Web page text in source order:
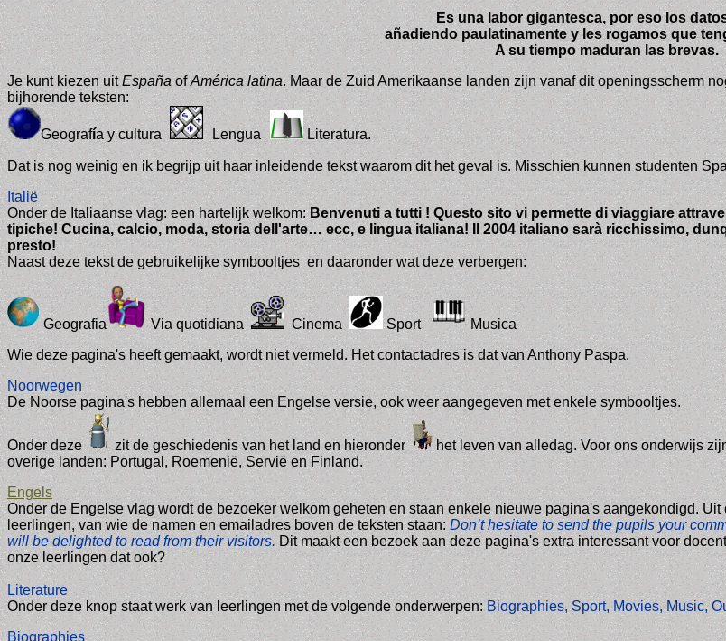
Es una labor gigantesca, por eso los
añadiendo paulatinamente y les rogamos que
A su tiempo maduran las brevas.
Je kunt kiezen uitEspañaofAmérica latina. Maar de Zuid Amerikaanse landen zijn vanaf dit openingsscherm
bijhorende teksten:
Geografía y cultura Lengua Literatura.
Dat is nog weinig en ik begrijp uit haar inleidende tekst waarom dit het geval is. Misschien kunnen studenten
Italië
Onder de Italiaanse vlag: een hartelijk welkom:Benvenuti a tutti ! Questo sito vi permette di viaggiare
tipiche! Cucina, calcio, moda, storia dell'arte… ecc, e lingua italiana! Il 2004 italiano sarà ricchissimo,
presto!
Naast deze tekst de gebruikelijke symbooltjes en daaronder wat deze verbergen:
Geografia Via quotidiana Cinema Sport
Musica
Wie deze pagina's heeft gemaakt, wordt niet vermeld. Het contactadresis dat van Anthony Paspa.
Noorwegen
De Noorse pagina's hebben allemaal een Engelse versie, ook weer aangegeven met enkele symbooltjes.
Onder deze zitde geschiedenis van het land en hieronder
het leven van alledag. Voor ons onderwijs
overige landen: Portugal, Roemenië, Servië en Finland.
Engels
Onder de Engelse vlag wordt de bezoeker welkom geheten en staan enkele nieuwe pagina's aangekondigd.
leerlingen, van wie de namen en emailadres boven de teksten staan: Don’t hesitate to send the pupils your
will bedelightedto read from their visitors.Dit maakt een bezoek aan deze pagina's extra interessant voor
onze leerlingen dat ook?
Literature
Onder deze knop staat werk van leerlingen met de volgende onderwerpen:Biographies, Sport, Movies, Music,
Biographies